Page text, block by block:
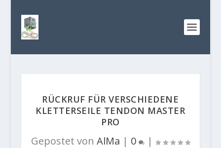
RÜCKRUF FÜR VERSCHIEDENE
KLETTERSEILE TENDON MASTER
PRO
Gepostet von AlMa | 0 |